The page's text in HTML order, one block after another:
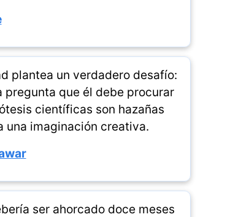
plantea un verdadero desafío:
pregunta que él debe procurar
científicas son hazañas
imaginación creativa.
ser ahorcado doce meses